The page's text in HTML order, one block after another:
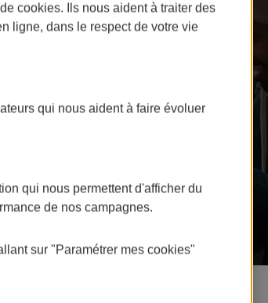
cookies. Ils nous aident à traiter des
ligne, dans le respect de votre vie
qui nous aident à faire évoluer
qui nous permettent d'afficher du
de nos campagnes.
sur "Paramétrer mes cookies"